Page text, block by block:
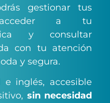
gestionar tus
a tu
y consultar
con tu atención
y segura.
e inglés, accesible
sin necesidad